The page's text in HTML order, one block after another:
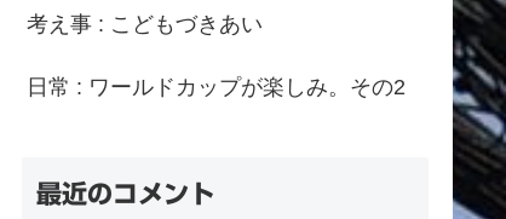
考え事 : こどもづきあい
日常 : ワールドカップが楽しみ。その2
最近のコメント